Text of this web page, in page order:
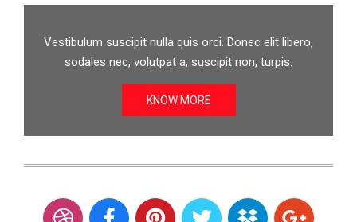
Vestibulum suscipit nulla quis orci. Donec elit libero,
sodales nec, volutpat a, suscipit non, turpis.
KNOW MORE